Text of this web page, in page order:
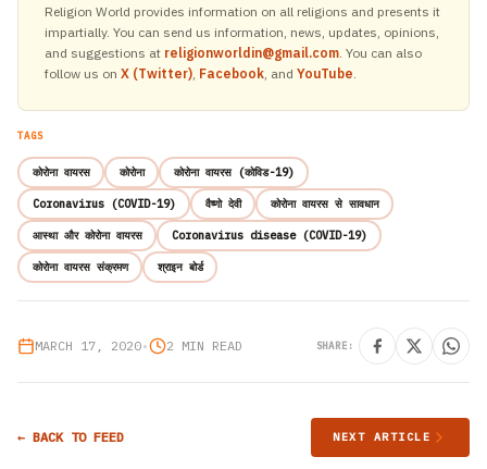
Religion World provides information on all religions and presents it
impartially. You can send us information, news, updates, opinions,
and suggestions at religionworldin@gmail.com. You can also
follow us on X (Twitter), Facebook, and YouTube.
TAGS
कोरोना वायरस कोरोना कोरोना वायरस (कोविड-19)
Coronavirus (COVID-19) वैष्णो देवी कोरोना वायरस से सावधान
आस्था और कोरोना वायरस Coronavirus disease (COVID-19)
कोरोना वायरस संक्रमण श्राइन बोर्ड
MARCH 17, 2020• 2 MIN READ SHARE:
← BACK TO FEED NEXT ARTICLE